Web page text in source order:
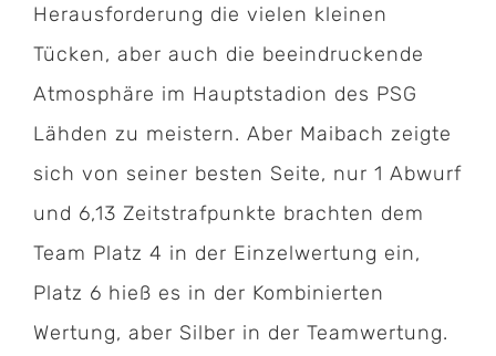
Herausforderung die vielen kleinen
Tücken, aber auch die beeindruckende
Atmosphäre im Hauptstadion des PSG
Lähden zu meistern. Aber Maibach zeigte
sich von seiner besten Seite, nur 1 Abwurf
und 6,13 Zeitstrafpunkte brachten dem
Team Platz 4 in der Einzelwertung ein,
Platz 6 hieß es in der Kombinierten
Wertung, aber Silber in der Teamwertung.
Kontakt:
Geschäftsstelle Pferdesportverband Saar e.V.